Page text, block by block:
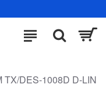
TX/DES-1008D D-LIN